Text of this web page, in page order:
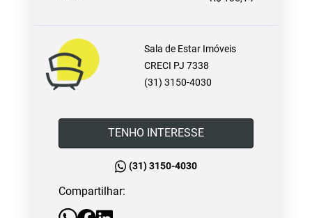
Sala de Estar Imóveis
CRECI PJ 7338
(31) 3150-4030
TENHO INTERESSE
(31) 3150-4030
Compartilhar: